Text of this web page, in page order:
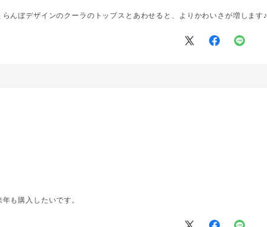
んぼデザインのクーラのトップスとあわせると、よりかわいさが増します♪
も購入したいです。